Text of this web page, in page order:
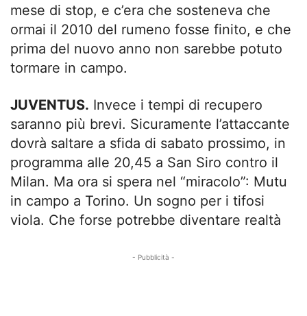
mese di stop, e c’era che sosteneva che
ormai il 2010 del rumeno fosse finito, e che
prima del nuovo anno non sarebbe potuto
tormare in campo.
JUVENTUS. Invece i tempi di recupero
saranno più brevi. Sicuramente l’attaccante
dovrà saltare a sfida di sabato prossimo, in
programma alle 20,45 a San Siro contro il
Milan. Ma ora si spera nel “miracolo”: Mutu
in campo a Torino. Un sogno per i tifosi
viola. Che forse potrebbe diventare realtà
- Pubblicità -